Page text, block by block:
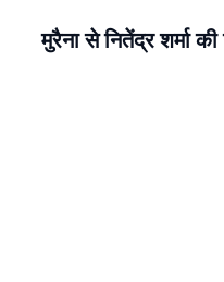
मुरैना से नितेंद्र शर्मा की